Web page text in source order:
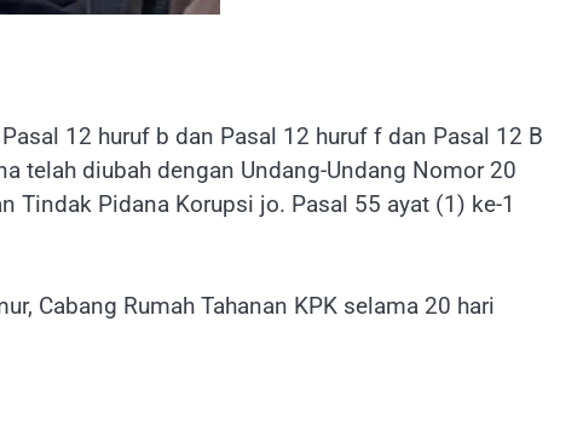
12 huruf b dan Pasal 12 huruf f dan Pasal 12 B
telah diubah dengan Undang-Undang Nomor 20
Tindak Pidana Korupsi jo. Pasal 55 ayat (1) ke-1
Cabang Rumah Tahanan KPK selama 20 hari